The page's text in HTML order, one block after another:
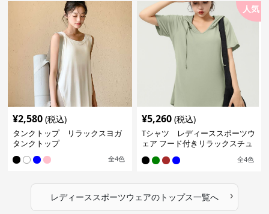
¥2,580 (税込)
タンクトップ リラックスヨガ
タンクトップ
全4色
人気
¥5,260 (税込)
Tシャツ レディーススポーツウ
ェア フード付きリラックスチュ
全4色
レディーススポーツウェアのトップス一覧へ ›